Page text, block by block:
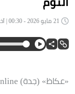
«عكاظ» (جدة) OKAZ_online@